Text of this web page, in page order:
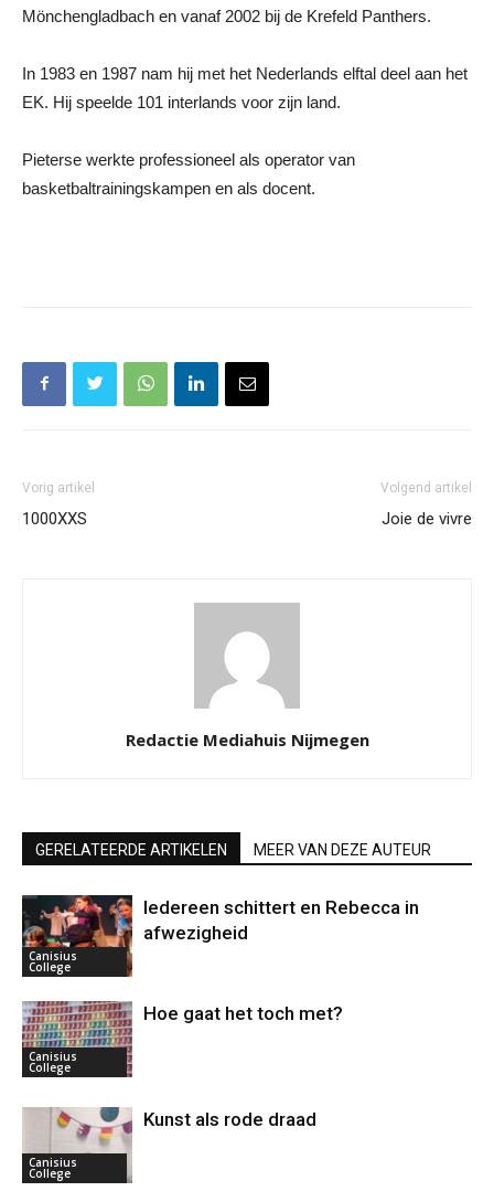
Mönchengladbach en vanaf 2002 bij de Krefeld Panthers.
In 1983 en 1987 nam hij met het Nederlands elftal deel aan het
EK. Hij speelde 101 interlands voor zijn land.
Pieterse werkte professioneel als operator van
basketbaltrainingskampen en als docent.
Vorig artikel
1000XXS
Volgend artikel
Joie de vivre
Redactie Mediahuis Nijmegen
GERELATEERDE ARTIKELEN MEER VAN DEZE AUTEUR
Canisius
College
Iedereen schittert en Rebecca in
afwezigheid
Canisius
College
Hoe gaat het toch met?
Canisius
College
Kunst als rode draad